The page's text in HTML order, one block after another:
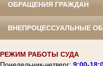
ОБРАЩЕНИЯ ГРАЖДАН
ВНЕПРОЦЕССУАЛЬНЫЕ
РЕЖИМ РАБОТЫ СУДА